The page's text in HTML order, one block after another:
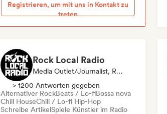
Registrieren, um mit uns in Kontakt zu
treten
Rock Local Radio
Media Outlet/Journalist, Radiosender
> 1200 Antworten gegeben
Alternativer RockBeats / Lo-fiBossa nova
Chill HouseChill / Lo-fi Hip-Hop
Schreibe ArtikelSpiele Künstler im Radio